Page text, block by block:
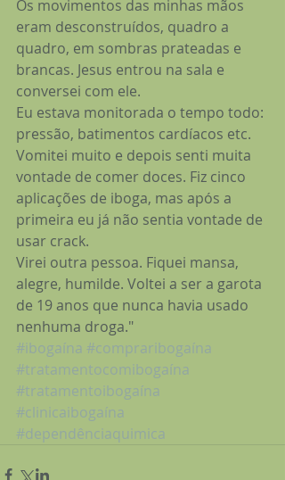
Os movimentos das minhas mãos
eram desconstruídos, quadro a
quadro, em sombras prateadas e
brancas. Jesus entrou na sala e
conversei com ele.
Eu estava monitorada o tempo todo:
pressão, batimentos cardíacos etc.
Vomitei muito e depois senti muita
vontade de comer doces. Fiz cinco
aplicações de iboga, mas após a
primeira eu já não sentia vontade de
usar crack.
Virei outra pessoa. Fiquei mansa,
alegre, humilde. Voltei a ser a garota
de 19 anos que nunca havia usado
nenhuma droga."
#ibogaína #compraribogaína
#tratamentocomibogaína
#tratamentoibogaína
#clinicaibogaína
#dependênciaquimica